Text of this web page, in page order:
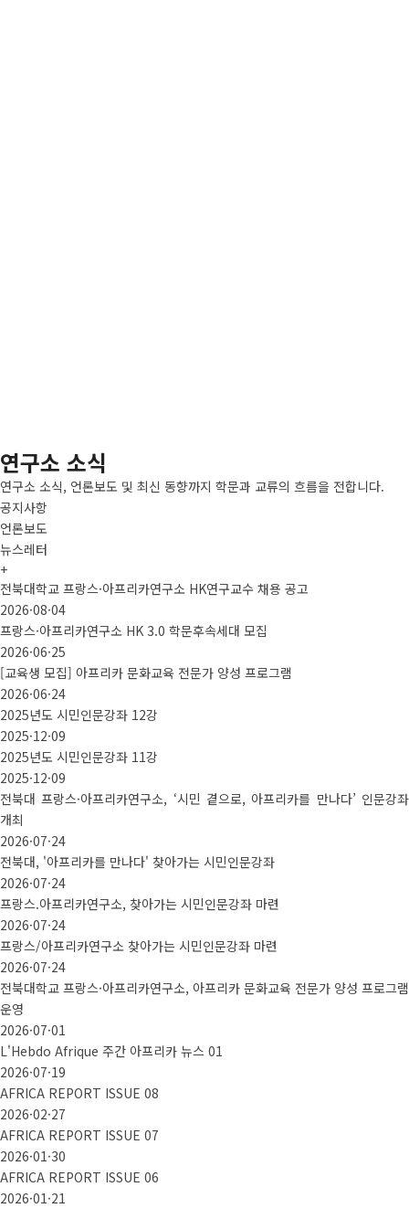
연구소 소식
연구소 소식, 언론보도 및 최신 동향까지 학문과 교류의 흐름을 전합니다.
공지사항
언론보도
뉴스레터
+
전북대학교 프랑스·아프리카연구소 HK연구교수 채용 공고
2026·08·04
프랑스·아프리카연구소 HK 3.0 학문후속세대 모집
2026·06·25
[교육생 모집] 아프리카 문화교육 전문가 양성 프로그램
2026·06·24
2025년도 시민인문강좌 12강
2025·12·09
2025년도 시민인문강좌 11강
2025·12·09
전북대 프랑스·아프리카연구소, ‘시민 곁으로, 아프리카를 만나다’ 인문강좌
개최
2026·07·24
전북대, '아프리카를 만나다' 찾아가는 시민인문강좌
2026·07·24
프랑스.아프리카연구소, 찾아가는 시민인문강좌 마련
2026·07·24
프랑스/아프리카연구소 찾아가는 시민인문강좌 마련
2026·07·24
전북대학교 프랑스·아프리카연구소, 아프리카 문화교육 전문가 양성 프로그램
운영
2026·07·01
L'Hebdo Afrique 주간 아프리카 뉴스 01
2026·07·19
AFRICA REPORT ISSUE 08
2026·02·27
AFRICA REPORT ISSUE 07
2026·01·30
AFRICA REPORT ISSUE 06
2026·01·21